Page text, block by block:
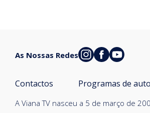
A Viana TV nasceu a 5 de março de
Contactos Programas de
As Nossas Redes